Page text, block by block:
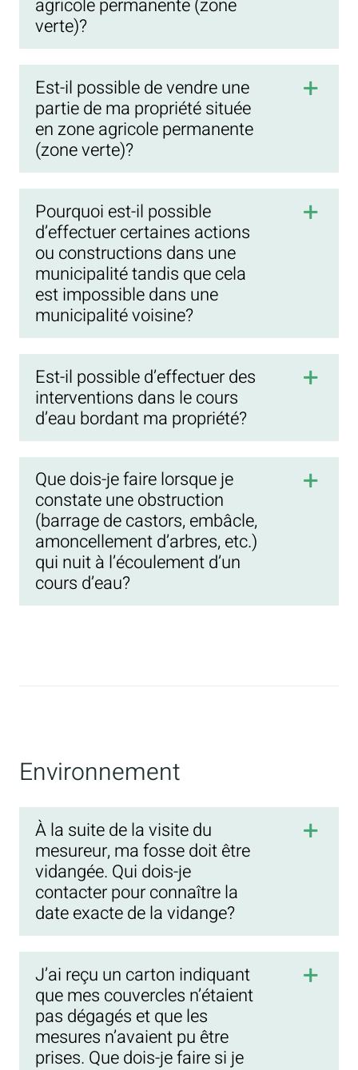
agricole permanente (zone
verte)?
Est-il possible de vendre une
partie de ma propriété située
en zone agricole permanente
(zone verte)?
Pourquoi est-il possible
d’effectuer certaines actions
ou constructions dans une
municipalité tandis que cela
est impossible dans une
municipalité voisine?
Est-il possible d’effectuer des
interventions dans le cours
d’eau bordant ma propriété?
Que dois-je faire lorsque je
constate une obstruction
(barrage de castors, embâcle,
amoncellement d’arbres, etc.)
qui nuit à l’écoulement d’un
cours d’eau?
Environnement
À la suite de la visite du
mesureur, ma fosse doit être
vidangée. Qui dois-je
contacter pour connaître la
date exacte de la vidange?
J’ai reçu un carton indiquant
que mes couvercles n’étaient
pas dégagés et que les
mesures n’avaient pu être
prises. Que dois-je faire si je